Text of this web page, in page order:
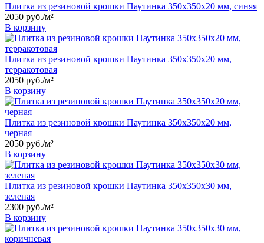
Плитка из резиновой крошки Паутинка 350x350x20 мм, синяя
2050 руб./м²
В корзину
Плитка из резиновой крошки Паутинка 350x350x20 мм,
терракотовая
2050 руб./м²
В корзину
Плитка из резиновой крошки Паутинка 350x350x20 мм,
черная
2050 руб./м²
В корзину
Плитка из резиновой крошки Паутинка 350x350x30 мм,
зеленая
2300 руб./м²
В корзину